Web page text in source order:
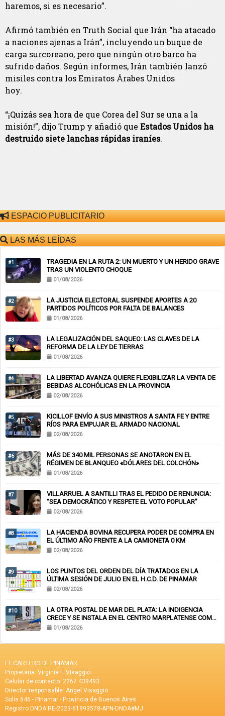
haremos, si es necesario”.
Afirmó también en Truth Social que Irán “ha atacado
a naciones ajenas a Irán”, incluyendo un buque de
carga surcoreano, pero que ningún otro barco ha
sufrido daños. Según informes, Irán también lanzó
misiles contra los Emiratos Árabes Unidos
hoy.
“¡Quizás sea hora de que Corea del Sur se una a la
misión!”, dijo Trump y añadió que Estados Unidos ha
destruido siete lanchas rápidas iraníes.
ESPACIO PUBLICITARIO
LAS MÁS LEÍDAS
#1
TRAGEDIA EN LA RUTA 2: UN MUERTO Y UN HERIDO GRAVE
TRAS UN VIOLENTO CHOQUE
01/08/2026
#2
LA JUSTICIA ELECTORAL SUSPENDE APORTES A 20
PARTIDOS POLÍTICOS POR FALTA DE BALANCES
01/08/2026
#3
LA LEGALIZACIÓN DEL SAQUEO: LAS CLAVES DE LA
REFORMA DE LA LEY DE TIERRAS
01/08/2026
#4
LA LIBERTAD AVANZA QUIERE FLEXIBILIZAR LA VENTA DE
BEBIDAS ALCOHÓLICAS EN LA PROVINCIA
02/08/2026
#5
KICILLOF ENVÍO A SUS MINISTROS A SANTA FE Y ENTRE
RÍOS PARA EMPUJAR EL ARMADO NACIONAL
02/08/2026
#6
MÁS DE 340 MIL PERSONAS SE ANOTARON EN EL
RÉGIMEN DE BLANQUEO «DÓLARES DEL COLCHÓN»
01/08/2026
#7
VILLARRUEL A SANTILLI TRAS EL PEDIDO DE RENUNCIA:
“SEA DEMOCRÁTICO Y RESPETE EL VOTO POPULAR”
02/08/2026
#8
LA HACIENDA BOVINA RECUPERA PODER DE COMPRA EN
EL ÚLTIMO AÑO FRENTE A LA CAMIONETA 0 KM
02/08/2026
#9
LOS PUNTOS DEL ORDEN DEL DÍA TRATADOS EN LA
ÚLTIMA SESIÓN DE JULIO EN EL H.C.D. DE PINAMAR
02/08/2026
#10
LA OTRA POSTAL DE MAR DEL PLATA: LA INDIGENCIA
CRECE Y SE INSTALA EN EL CENTRO MARPLATENSE COMO
PAISAJE COTIDIANO
01/08/2026
EL CARTERO DE PINAMAR
Propietaria: Virginia F. Visaggio
Celular de contacto: 2267 439493
Director responsable: Angel Visaggio
Solis 646 - Pinamar - Provincia de Buenos Aires
Registro DNDA RE-2023-61993578-APN-DNDA#MJ